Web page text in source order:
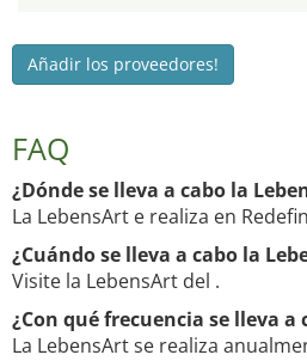
Añadir los proveedores!
FAQ
¿Dónde se lleva a cabo la
La LebensArt e realiza en
¿Cuándo se lleva a cabo la
Visite la LebensArt del .
¿Con qué frecuencia se lleva a
La LebensArt se realiza